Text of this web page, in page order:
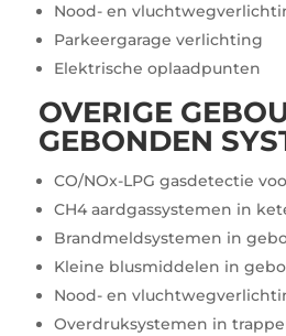
Nood- en
Parkeergarage verlichting
Elektrische oplaadpunten
OVERIGE
GEBONDEN
CO/NOx-LPG gasdetectie
CH4 aardgassystemen in
Brandmeldsystemen in
Kleine blusmiddelen in
Nood- en
Overdruksystemen in